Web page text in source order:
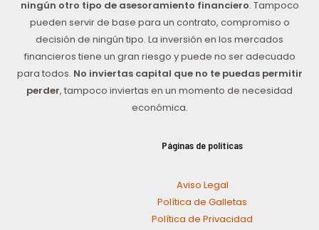
ningún otro tipo de asesoramiento financiero. Tampoco
pueden servir de base para un contrato, compromiso o
decisión de ningún tipo. La inversión en los mercados
financieros tiene un gran riesgo y puede no ser adecuado
para todos. No inviertas capital que no te puedas permitir
perder, tampoco inviertas en un momento de necesidad
económica.
Páginas de políticas
Aviso Legal
Política de Galletas
Política de Privacidad